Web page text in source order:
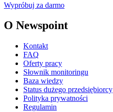
Wypróbuj za darmo
O Newspoint
Kontakt
FAQ
Oferty pracy
Słownik monitoringu
Baza wiedzy
Status dużego przedsiębiorcy
Polityka prywatności
Regulamin